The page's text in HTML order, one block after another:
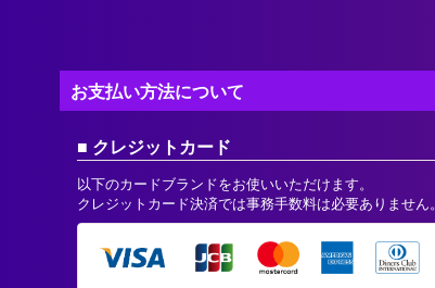
お支払い方法について
クレジットカード
以下のカードブランドをお使いいただけます。
クレジットカード決済では事務手数料は必要ありません。